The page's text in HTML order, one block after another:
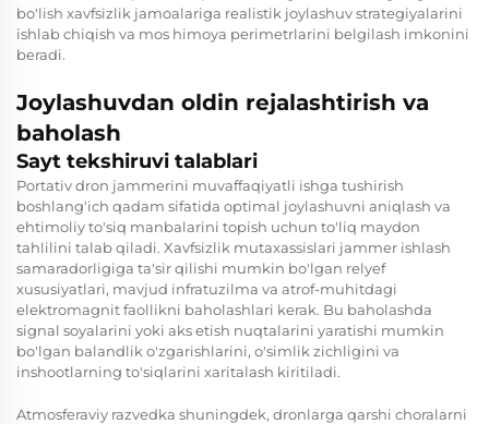
bo'lish xavfsizlik jamoalariga realistik joylashuv strategiyalarini
ishlab chiqish va mos himoya perimetrlarini belgilash imkonini
beradi.
Joylashuvdan oldin rejalashtirish va
baholash
Sayt tekshiruvi talablari
Portativ dron jammerini muvaffaqiyatli ishga tushirish
boshlang'ich qadam sifatida optimal joylashuvni aniqlash va
ehtimoliy to'siq manbalarini topish uchun to'liq maydon
tahlilini talab qiladi. Xavfsizlik mutaxassislari jammer ishlash
samaradorligiga ta'sir qilishi mumkin bo'lgan relyef
xususiyatlari, mavjud infratuzilma va atrof-muhitdagi
elektromagnit faollikni baholashlari kerak. Bu baholashda
signal soyalarini yoki aks etish nuqtalarini yaratishi mumkin
bo'lgan balandlik o'zgarishlarini, o'simlik zichligini va
inshootlarning to'siqlarini xaritalash kiritiladi.
Atmosferaviy razvedka shuningdek, dronlarga qarshi choralarni